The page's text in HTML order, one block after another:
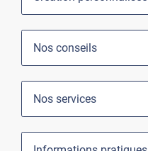
Nos conseils
Nos services